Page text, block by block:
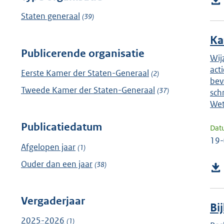
Staten generaal (39)
Publicerende organisatie
Eerste Kamer der Staten-Generaal (2)
Tweede Kamer der Staten-Generaal (37)
Publicatiedatum
Afgelopen jaar (1)
Ouder dan een jaar (38)
Vergaderjaar
2025-2026 (1)